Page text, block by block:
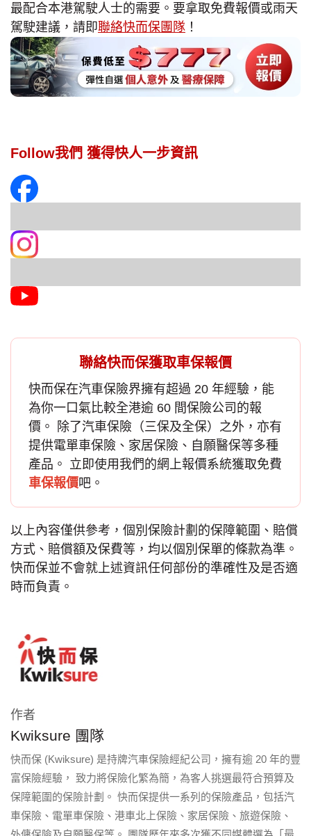
最配合本港駕駛人士的需要。要拿取免費報價或雨天
駕駛建議，請即聯絡快而保團隊 ！
Follow我們 獲得快人一步資訊
聯絡快而保獲取車保報價
快而保在汽車保險界擁有超過 20 年經驗，能
為你一口氣比較全港逾 60 間保險公司的報
價。 除了汽車保險 （三保及全保）之外，亦有
提供電單車保險、家居保險、自願醫保等多種
產品。 立即使用我們的網上報價系統獲取免費
車保報價吧。
以上內容僅供參考，個別保險計劃的保障範圍、賠償
方式、賠償額及保費等，均以個別保單的條款為準。
快而保並不會就上述資訊任何部份的準確性及是否適
時而負責。
作者
Kwiksure 團隊
快而保 (Kwiksure) 是持牌汽車保險經紀公司，擁有逾 20 年的豐
富保險經驗， 致力將保險化繁為簡，為客人挑選最符合預算及
保障範圍的保險計劃。 快而保提供一系列的保險產品，包括汽
車保險、電單車保險、港車北上保險、家居保險、旅遊保險、